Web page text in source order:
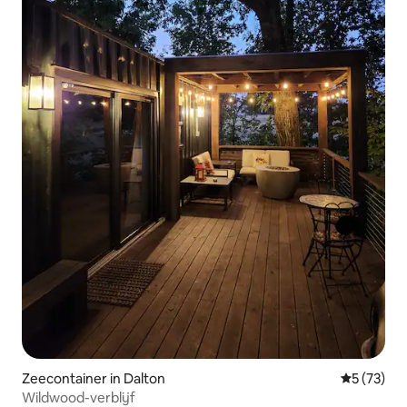
Zeecontainer in Dalton
5 (73)
Wildwood-verblijf